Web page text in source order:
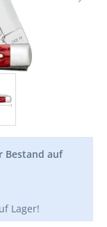
Bestand auf
Lager!